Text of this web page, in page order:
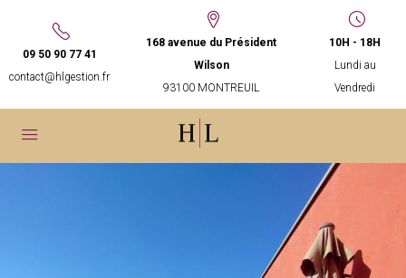
09 50 90 77 41
contact@hlgestion.fr
168 avenue du Président
Wilson
93100 MONTREUIL
10H - 18H
Lundi au
Vendredi